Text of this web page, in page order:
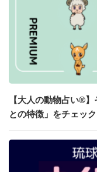
【大人の動物占い®
との特徴」をチェック